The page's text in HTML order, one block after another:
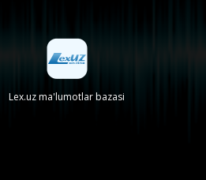
Lex.uz ma'lumotlar bazasi